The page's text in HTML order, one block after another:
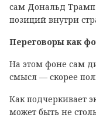
сам Дональд
позиций внутри
Переговоры как
На этом фоне сам
смысл — скорее
Как подчеркивает
может быть не